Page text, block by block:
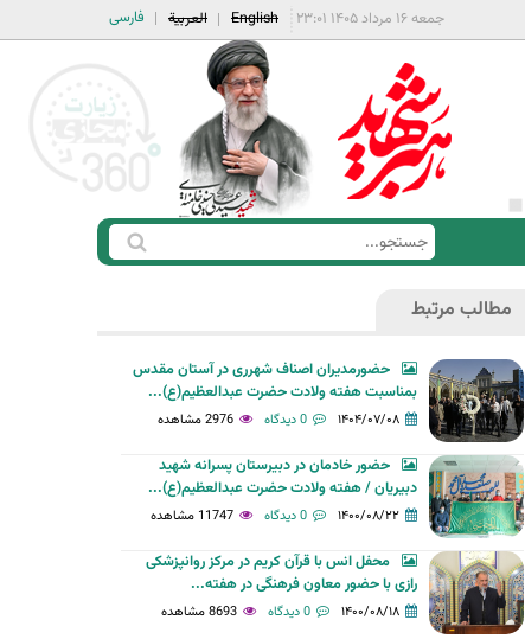
فارسی العربية English جمعه ۱۶ مرداد ۱۴۰۵ ۲۳:۰۱
ف
ر
ج
س
ج
س
ت
مطالب مرتبط
حضورمدیران اصناف شهرری در آستان مقدس
بمناسبت هفته ولادت حضرت عبدالعظیم(ع)...
۱۴۰۴/۰۷/۰۸ 0 دیدگاه 2976 مشاهده
حضور خادمان در دبیرستان پسرانه شهید
دبیریان / هفته ولادت حضرت عبدالعظیم(ع)...
۱۴۰۰/۰۸/۲۲ 0 دیدگاه 11747 مشاهده
محفل انس با قرآن کریم در مرکز روانپزشکی
رازی با حضور معاون فرهنگی در هفته...
۱۴۰۰/۰۸/۱۸ 0 دیدگاه 8693 مشاهده